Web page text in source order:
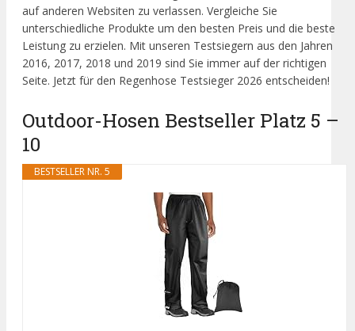
auf anderen Websiten zu verlassen. Vergleiche Sie
unterschiedliche Produkte um den besten Preis und die beste
Leistung zu erzielen. Mit unseren Testsiegern aus den Jahren
2016, 2017, 2018 und 2019 sind Sie immer auf der richtigen
Seite. Jetzt für den Regenhose Testsieger 2026 entscheiden!
Outdoor-Hosen Bestseller Platz 5 –
10
BESTSELLER NR. 5